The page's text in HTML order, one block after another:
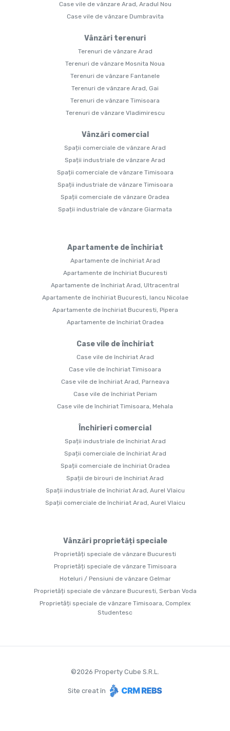
Case vile de vânzare Arad, Aradul Nou
Case vile de vânzare Dumbravita
Vânzări terenuri
Terenuri de vânzare Arad
Terenuri de vânzare Mosnita Noua
Terenuri de vânzare Fantanele
Terenuri de vânzare Arad, Gai
Terenuri de vânzare Timisoara
Terenuri de vânzare Vladimirescu
Vânzări comercial
Spații comerciale de vânzare Arad
Spații industriale de vânzare Arad
Spații comerciale de vânzare Timisoara
Spații industriale de vânzare Timisoara
Spații comerciale de vânzare Oradea
Spații industriale de vânzare Giarmata
Apartamente de închiriat
Apartamente de închiriat Arad
Apartamente de închiriat Bucuresti
Apartamente de închiriat Arad, Ultracentral
Apartamente de închiriat Bucuresti, Iancu Nicolae
Apartamente de închiriat Bucuresti, Pipera
Apartamente de închiriat Oradea
Case vile de închiriat
Case vile de închiriat Arad
Case vile de închiriat Timisoara
Case vile de închiriat Arad, Parneava
Case vile de închiriat Periam
Case vile de închiriat Timisoara, Mehala
Închirieri comercial
Spații industriale de închiriat Arad
Spații comerciale de închiriat Arad
Spații comerciale de închiriat Oradea
Spații de birouri de închiriat Arad
Spații industriale de închiriat Arad, Aurel Vlaicu
Spații comerciale de închiriat Arad, Aurel Vlaicu
Vânzări proprietăți speciale
Proprietăți speciale de vânzare Bucuresti
Proprietăți speciale de vânzare Timisoara
Hoteluri / Pensiuni de vânzare Gelmar
Proprietăți speciale de vânzare Bucuresti, Serban Voda
Proprietăți speciale de vânzare Timisoara, Complex
Studentesc
©2026 Property Cube S.R.L.
Site creat în